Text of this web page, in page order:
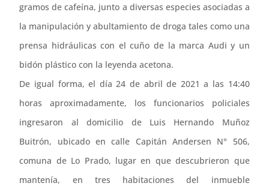
gramos de cafeína, junto a diversas especies asociadas a
la manipulación y abultamiento de droga tales como una
prensa hidráulicas con el cuño de la marca Audi y un
bidón plástico con la leyenda acetona.
De igual forma, el día 24 de abril de 2021 a las 14:40
horas aproximadamente, los funcionarios policiales
ingresaron al domicilio de Luis Hernando Muñoz
Buitrón, ubicado en calle Capitán Andersen N° 506,
comuna de Lo Prado, lugar en que descubrieron que
mantenía, en tres habitaciones del inmueble